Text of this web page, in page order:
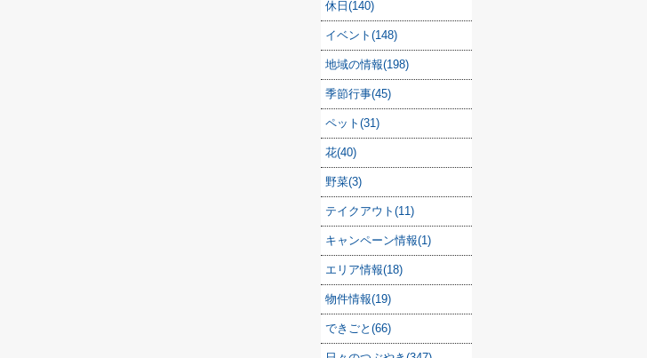
休日(140)
イベント(148)
地域の情報(198)
季節行事(45)
ペット(31)
花(40)
野菜(3)
テイクアウト(11)
キャンペーン情報(1)
エリア情報(18)
物件情報(19)
できごと(66)